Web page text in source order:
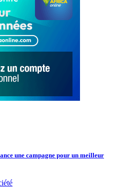
une campagne pour un meilleur